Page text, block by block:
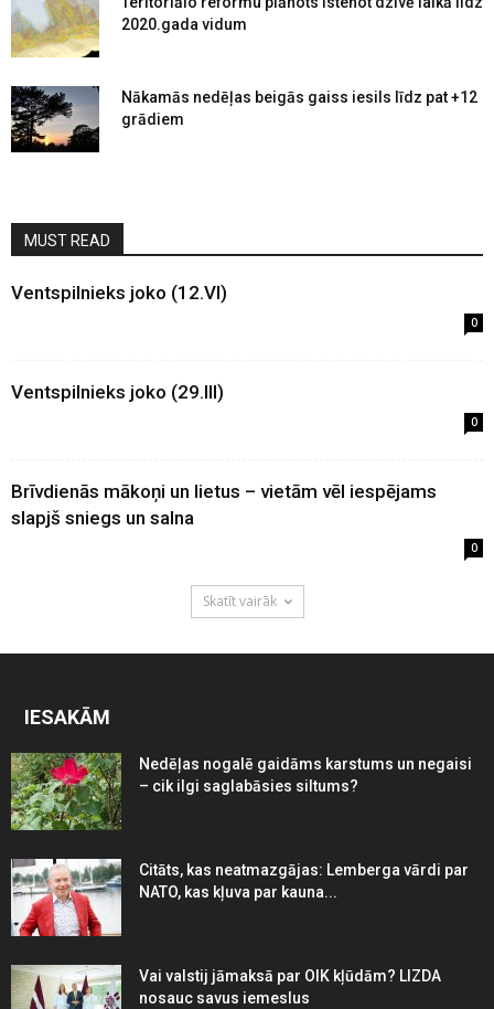
2020.gada vidum
Nākamās nedēļas beigās gaiss iesils līdz pat +12
grādiem
MUST READ
Ventspilnieks joko (12.VI)
0
Ventspilnieks joko (29.III)
0
Brīvdienās mākoņi un lietus – vietām vēl iespējams
slapjš sniegs un salna
0
Skatīt vairāk
IESAKĀM
Nedēļas nogalē gaidāms karstums un negaisi
– cik ilgi saglabāsies siltums?
Citāts, kas neatmazgājas: Lemberga vārdi par
NATO, kas kļuva par kauna...
Vai valstij jāmaksā par OIK kļūdām? LIZDA
nosauc savus iemeslus